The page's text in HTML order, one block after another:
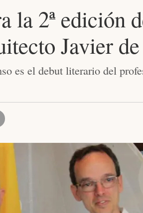
la 2ª edición
Javier
es el debut literario del